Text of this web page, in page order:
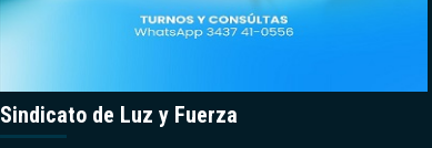
Sindicato de Luz y Fuerza